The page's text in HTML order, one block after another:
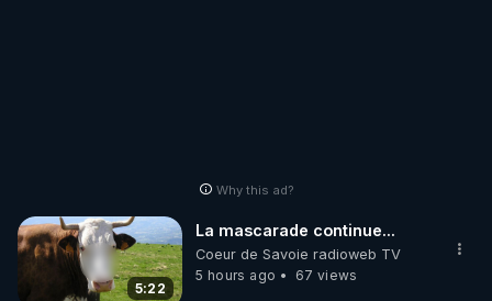
Why this ad?
5:22
La mascarade continue...
Coeur de Savoie radioweb TV
5 hours ago
67 views